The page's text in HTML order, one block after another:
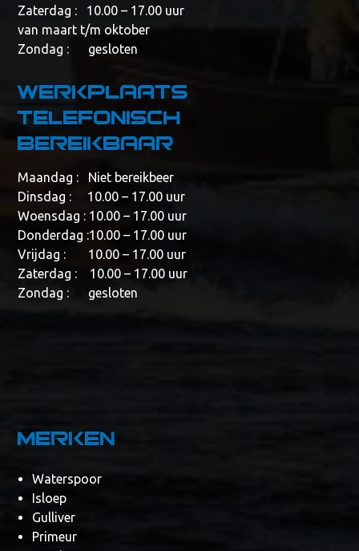
Zaterdag : 10.00 – 17.00 uur
van maart t/m oktober
Zondag : gesloten
Werkplaats
telefonisch
bereikbaar
Maandag : Niet bereikbeer
Dinsdag : 10.00 – 17.00 uur
Woensdag : 10.00 – 17.00 uur
Donderdag :10.00 – 17.00 uur
Vrijdag : 10.00 – 17.00 uur
Zaterdag : 10.00 – 17.00 uur
Zondag : gesloten
Merken
Waterspoor
Isloep
Gulliver
Primeur